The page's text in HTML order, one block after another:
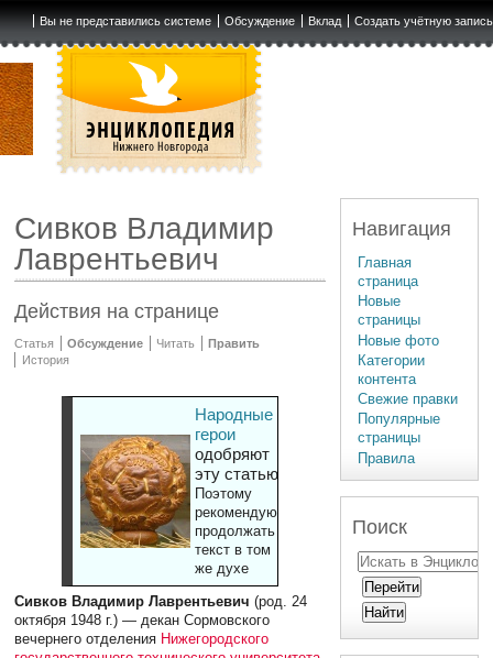
Вы не представились системе Обсуждение Вклад Создать учётную запись
Сивков Владимир
Лаврентьевич
Действия на странице
Статья Обсуждение Читать
Править
История
Народные
герои
одобряют
эту статью
Поэтому
рекомендуют
продолжать
текст в том
же духе
Сивков Владимир Лаврентьевич (род. 24
октября 1948 г.) — декан Сормовского
вечернего отделения Нижегородского
Навигация
Главная
страница
Новые
страницы
Новые фото
Категории
контента
Свежие правки
Популярные
страницы
Правила
Поиск